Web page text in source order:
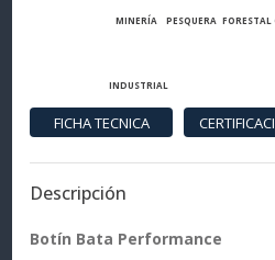
MINERÍA PESQUERA FORESTAL
INDUSTRIAL
Descripción
Botín Bata Performance